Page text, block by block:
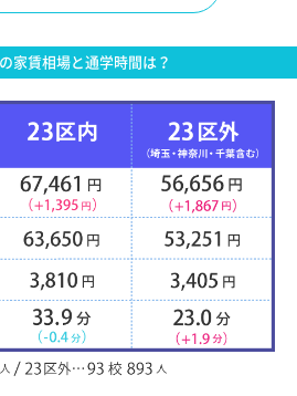
家賃相場と通学時間は？